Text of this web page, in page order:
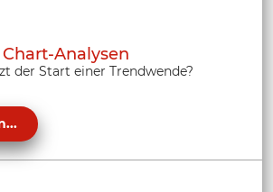
Analysen
der Start einer Trendwende?